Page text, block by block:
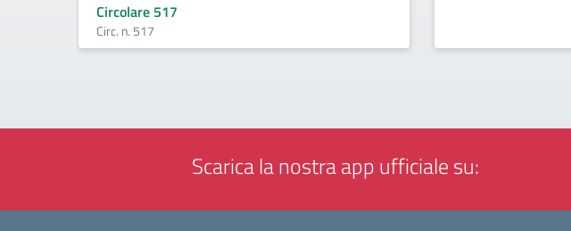
Circolare 517
Circ. n. 517
Scarica la nostra app ufficiale su: